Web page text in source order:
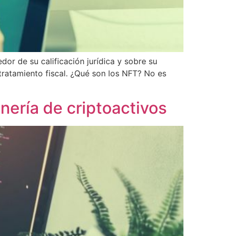
de su calificación jurídica y sobre su
fiscal. ¿Qué son los NFT? No es
de criptoactivos